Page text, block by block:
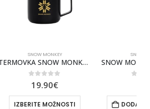
TERMOVKA SNOW MONKEY BOOSTER SNOW MONKEY ZAMAŠEK Z SLAMICO [SIVA BARVA]
DODAJ V KOŠARICO